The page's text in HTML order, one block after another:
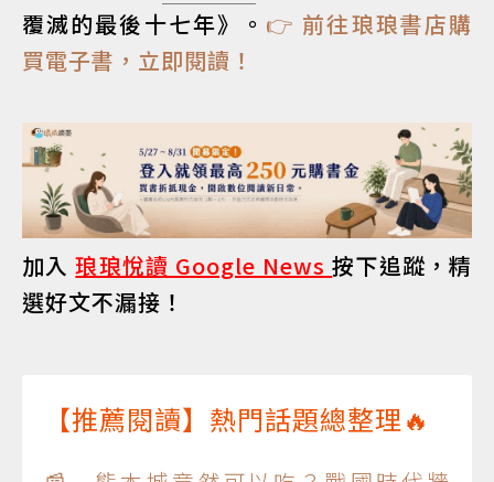
覆滅的最後十七年》。 👉 前往琅琅書店購
買電子書，立即閱讀！
加入琅琅悅讀 Google News按下追蹤，精
選好文不漏接！
【推薦閱讀】熱門話題總整理🔥